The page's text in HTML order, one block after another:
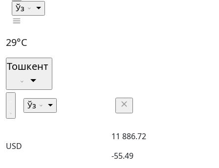
Ўз
29°C
Тошкент
Ўз
USD
11 886.72
-55.49